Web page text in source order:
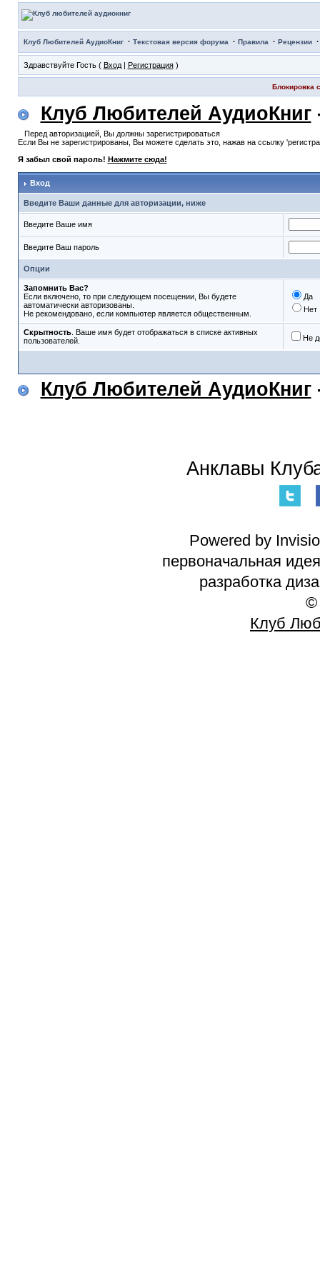
Клуб Любителей АудиоКниг· Текстовая версия форума · Правила · Рецензии
Здравствуйте Гость ( Вход| Регистрация)
Блокировка
Клуб Любителей АудиоКниг
Перед авторизацией, Вы должны зарегистрироваться
Если Вы не зарегистрированы, Вы можете сделать это, нажав на ссылку
Я забыл свой пароль! Нажмите сюда!
Вход
Введите Ваши данные для авторизации, ниже
Введите Ваше имя
Введите Ваш пароль
Опции
Запомнить Вас?
Если включено, то при следующем посещении, Вы будете
автоматически авторизованы.
Не рекомендовано, если компьютер является общественным.
Да
Нет
Скрытность. Ваше имя будет отображаться в списке активных
пользователей.
Не
Клуб Любителей АудиоКниг
Анклавы
Powered by
первоначальная
разработка
©
Клуб